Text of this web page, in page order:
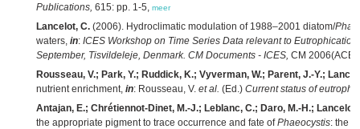
Publications, 615: pp. 1-5, meer
Lancelot, C. (2006). Hydroclimatic modulation of 1988–2001 diatom/
waters, in: ICES Workshop on Time Series Data relevant to
September, Tisvildeleje, Denmark. CM Documents - ICES, CM
Rousseau, V.; Park, Y.; Ruddick, K.; Vyverman, W.; Parent, J.-Y.;
nutrient enrichment, in: Rousseau, V. et al. (Ed.) Current status of
Antajan, E.; Chrétiennot-Dinet, M.-J.; Leblanc, C.; Daro, M.-H.; Lancelot,
the appropriate pigment to trace occurrence and fate ofPhaeocystis: the